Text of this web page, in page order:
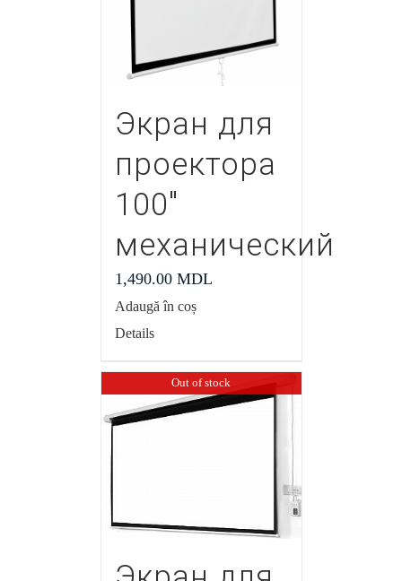
Экран для
проектора
100″
механический
1,490.00 MDL
Adaugă în coș
Details
Out of stock